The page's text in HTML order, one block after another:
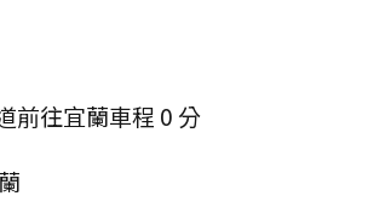
前往宜蘭車程 0 分